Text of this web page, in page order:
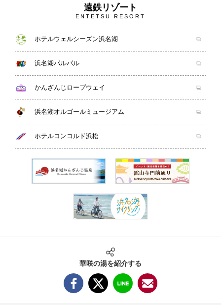
遠鉄リゾート
ENTETSU RESORT
ホテルウェルシーズン浜名湖
浜名湖パルパル
かんざんじロープウェイ
浜名湖オルゴールミュージアム
ホテルコンコルド浜松
華咲の湯を紹介する